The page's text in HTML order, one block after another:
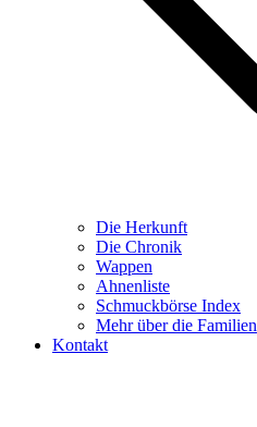
Die Herkunft
Die Chronik
Wappen
Ahnenliste
Schmuckbörse Index
Mehr über die Familien
Kontakt